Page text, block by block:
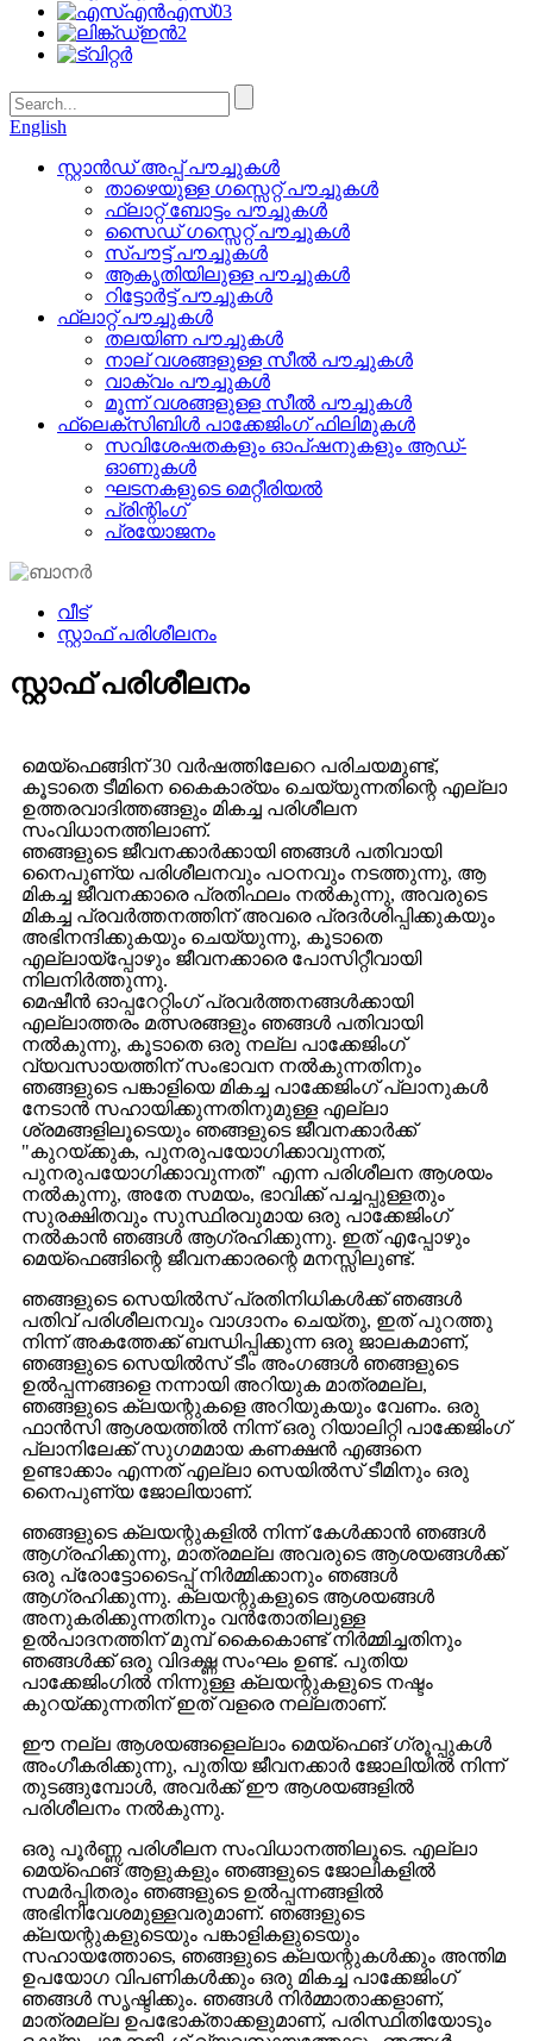
English
സ്റ്റാൻഡ് അപ്പ് പൗച്ചുകൾ
താഴെയുള്ള ഗസ്സെറ്റ് പൗച്ചുകൾ
ഫ്ലാറ്റ് ബോട്ടം പൗച്ചുകൾ
സൈഡ് ഗസ്സെറ്റ് പൗച്ചുകൾ
സ്പൗട്ട് പൗച്ചുകൾ
ആകൃതിയിലുള്ള പൗച്ചുകൾ
റിട്ടോർട്ട് പൗച്ചുകൾ
ഫ്ലാറ്റ് പൗച്ചുകൾ
തലയിണ പൗച്ചുകൾ
നാല് വശങ്ങളുള്ള സീൽ പൗച്ചുകൾ
വാക്വം പൗച്ചുകൾ
മൂന്ന് വശങ്ങളുള്ള സീൽ പൗച്ചുകൾ
ഫ്ലെക്സിബിൾ പാക്കേജിംഗ് ഫിലിമുകൾ
സവിശേഷതകളും ഓപ്ഷനുകളും ആഡ്-
ഓണുകൾ
ഘടനകളുടെ മെറ്റീരിയൽ
പ്രിന്റിംഗ്
പ്രയോജനം
വീട്
സ്റ്റാഫ് പരിശീലനം
സ്റ്റാഫ് പരിശീലനം
മെയ്ഫെങ്ങിന് 30 വർഷത്തിലേറെ പരിചയമുണ്ട്,
കൂടാതെ ടീമിനെ കൈകാര്യം ചെയ്യുന്നതിന്റെ എല്ലാ
ഉത്തരവാദിത്തങ്ങളും മികച്ച പരിശീലന
സംവിധാനത്തിലാണ്.
ഞങ്ങളുടെ ജീവനക്കാർക്കായി ഞങ്ങൾ പതിവായി
നൈപുണ്യ പരിശീലനവും പഠനവും നടത്തുന്നു, ആ
മികച്ച ജീവനക്കാരെ പ്രതിഫലം നൽകുന്നു, അവരുടെ
മികച്ച പ്രവർത്തനത്തിന് അവരെ പ്രദർശിപ്പിക്കുകയും
അഭിനന്ദിക്കുകയും ചെയ്യുന്നു, കൂടാതെ
എല്ലായ്‌പ്പോഴും ജീവനക്കാരെ പോസിറ്റീവായി
നിലനിർത്തുന്നു.
മെഷീൻ ഓപ്പറേറ്റിംഗ് പ്രവർത്തനങ്ങൾക്കായി
എല്ലാത്തരം മത്സരങ്ങളും ഞങ്ങൾ പതിവായി
നൽകുന്നു, കൂടാതെ ഒരു നല്ല പാക്കേജിംഗ്
വ്യവസായത്തിന് സംഭാവന നൽകുന്നതിനും
ഞങ്ങളുടെ പങ്കാളിയെ മികച്ച പാക്കേജിംഗ് പ്ലാനുകൾ
നേടാൻ സഹായിക്കുന്നതിനുമുള്ള എല്ലാ
ശ്രമങ്ങളിലൂടെയും ഞങ്ങളുടെ ജീവനക്കാർക്ക്
"കുറയ്ക്കുക, പുനരുപയോഗിക്കാവുന്നത്,
പുനരുപയോഗിക്കാവുന്നത്" എന്ന പരിശീലന ആശയം
നൽകുന്നു, അതേ സമയം, ഭാവിക്ക് പച്ചപ്പുള്ളതും
സുരക്ഷിതവും സുസ്ഥിരവുമായ ഒരു പാക്കേജിംഗ്
നൽകാൻ ഞങ്ങൾ ആഗ്രഹിക്കുന്നു. ഇത് എപ്പോഴും
മെയ്ഫെങ്ങിന്റെ ജീവനക്കാരന്റെ മനസ്സിലുണ്ട്.
ഞങ്ങളുടെ സെയിൽസ് പ്രതിനിധികൾക്ക് ഞങ്ങൾ
പതിവ് പരിശീലനവും വാഗ്ദാനം ചെയ്തു, ഇത് പുറത്തു
നിന്ന് അകത്തേക്ക് ബന്ധിപ്പിക്കുന്ന ഒരു ജാലകമാണ്,
ഞങ്ങളുടെ സെയിൽസ് ടീം അംഗങ്ങൾ ഞങ്ങളുടെ
ഉൽപ്പന്നങ്ങളെ നന്നായി അറിയുക മാത്രമല്ല,
ഞങ്ങളുടെ ക്ലയന്റുകളെ അറിയുകയും വേണം. ഒരു
ഫാൻസി ആശയത്തിൽ നിന്ന് ഒരു റിയാലിറ്റി പാക്കേജിംഗ്
പ്ലാനിലേക്ക് സുഗമമായ കണക്ഷൻ എങ്ങനെ
ഉണ്ടാക്കാം എന്നത് എല്ലാ സെയിൽസ് ടീമിനും ഒരു
നൈപുണ്യ ജോലിയാണ്.
ഞങ്ങളുടെ ക്ലയന്റുകളിൽ നിന്ന് കേൾക്കാൻ ഞങ്ങൾ
ആഗ്രഹിക്കുന്നു, മാത്രമല്ല അവരുടെ ആശയങ്ങൾക്ക്
ഒരു പ്രോട്ടോടൈപ്പ് നിർമ്മിക്കാനും ഞങ്ങൾ
ആഗ്രഹിക്കുന്നു. ക്ലയന്റുകളുടെ ആശയങ്ങൾ
അനുകരിക്കുന്നതിനും വൻതോതിലുള്ള
ഉൽ‌പാദനത്തിന് മുമ്പ് കൈകൊണ്ട് നിർമ്മിച്ചതിനും
ഞങ്ങൾക്ക് ഒരു വിദഗ്ദ്ധ സംഘം ഉണ്ട്. പുതിയ
പാക്കേജിംഗിൽ നിന്നുള്ള ക്ലയന്റുകളുടെ നഷ്ടം
കുറയ്ക്കുന്നതിന് ഇത് വളരെ നല്ലതാണ്.
ഈ നല്ല ആശയങ്ങളെല്ലാം മെയ്ഫെങ് ഗ്രൂപ്പുകൾ
അംഗീകരിക്കുന്നു, പുതിയ ജീവനക്കാർ ജോലിയിൽ നിന്ന്
തുടങ്ങുമ്പോൾ, അവർക്ക് ഈ ആശയങ്ങളിൽ
പരിശീലനം നൽകുന്നു.
ഒരു പൂർണ്ണ പരിശീലന സംവിധാനത്തിലൂടെ. എല്ലാ
മെയ്ഫെങ് ആളുകളും ഞങ്ങളുടെ ജോലികളിൽ
സമർപ്പിതരും ഞങ്ങളുടെ ഉൽപ്പന്നങ്ങളിൽ
അഭിനിവേശമുള്ളവരുമാണ്. ഞങ്ങളുടെ
ക്ലയന്റുകളുടെയും പങ്കാളികളുടെയും
സഹായത്തോടെ, ഞങ്ങളുടെ ക്ലയന്റുകൾക്കും അന്തിമ
ഉപയോഗ വിപണികൾക്കും ഒരു മികച്ച പാക്കേജിംഗ്
ഞങ്ങൾ സൃഷ്ടിക്കും. ഞങ്ങൾ നിർമ്മാതാക്കളാണ്,
മാത്രമല്ല ഉപഭോക്താക്കളുമാണ്, പരിസ്ഥിതിയോടും